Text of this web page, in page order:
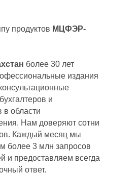
продуктов МЦФЭР-
более 30 лет
издания
и
в области
Нам доверяют сотни
Каждый месяц мы
более 3 млн запросов
и предоставляем всегда
ответ.